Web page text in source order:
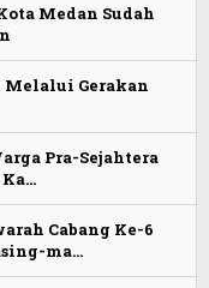
Medan Sudah
Melalui Gerakan
Pra-Sejahtera
Cabang Ke-6
ma…